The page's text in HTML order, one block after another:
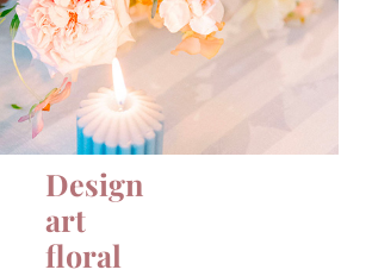
Design
art
floral